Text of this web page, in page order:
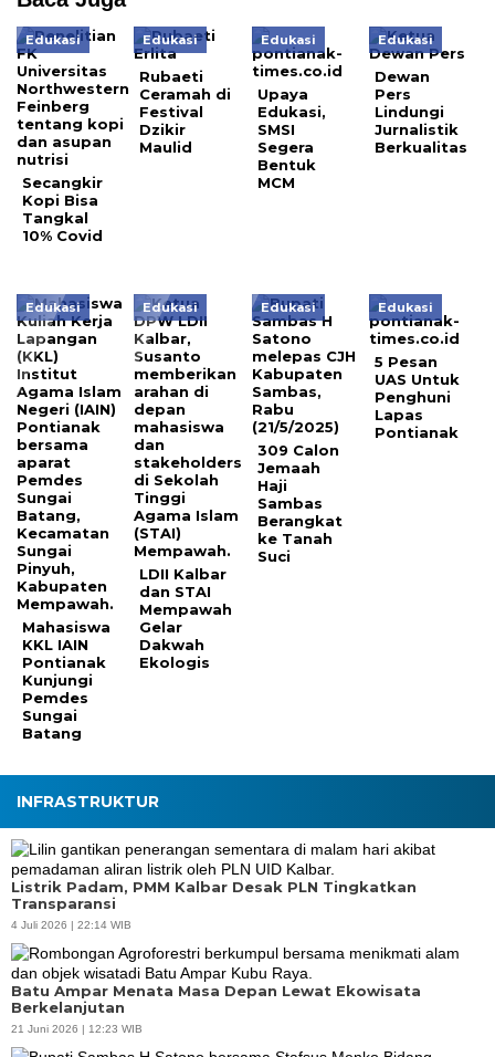
Edukasi
Secangkir
Kopi Bisa
Tangkal
10% Covid
Edukasi
Rubaeti
Ceramah di
Festival
Dzikir
Maulid
Edukasi
Upaya
Edukasi,
SMSI
Segera
Bentuk
MCM
Edukasi
Dewan
Pers
Lindungi
Jurnalistik
Berkualitas
Edukasi
Mahasiswa
KKL IAIN
Pontianak
Kunjungi
Pemdes
Sungai
Batang
Edukasi
LDII Kalbar
dan STAI
Mempawah
Gelar
Dakwah
Ekologis
Edukasi
309 Calon
Jemaah
Haji
Sambas
Berangkat
ke Tanah
Suci
Edukasi
5 Pesan
UAS Untuk
Penghuni
Lapas
Pontianak
INFRASTRUKTUR
Listrik Padam, PMM Kalbar Desak PLN Tingkatkan
Transparansi
4 Juli 2026 | 22:14 WIB
Batu Ampar Menata Masa Depan Lewat Ekowisata
Berkelanjutan
21 Juni 2026 | 12:23 WIB